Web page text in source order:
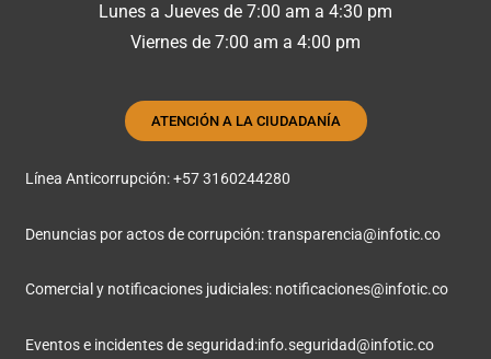
Lunes a Jueves de 7:00 am a 4:30 pm
Viernes de 7:00 am a 4:00 pm
ATENCIÓN A LA CIUDADANÍA
Línea Anticorrupción: +57 3160244280
Denuncias por actos de corrupción:transparencia@infotic.co
Comercial y notificaciones judiciales: notificaciones@infotic.co
Eventos e incidentes de seguridad:info.seguridad@infotic.co